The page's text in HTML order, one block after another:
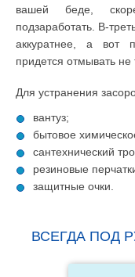
вашей беде,
подзаработать. В-
аккуратнее, а вот
придется отмывать не
Для устранения
вантуз;
бытовое
сантехнический
резиновые
защитные очки.
ВСЕГДА ПОД